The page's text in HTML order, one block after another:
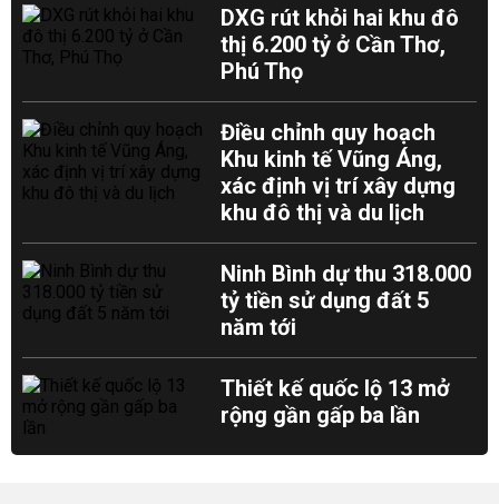
DXG rút khỏi hai khu đô
thị 6.200 tỷ ở Cần Thơ,
Phú Thọ
Điều chỉnh quy hoạch
Khu kinh tế Vũng Áng,
xác định vị trí xây dựng
khu đô thị và du lịch
Ninh Bình dự thu 318.000
tỷ tiền sử dụng đất 5
năm tới
Thiết kế quốc lộ 13 mở
rộng gần gấp ba lần